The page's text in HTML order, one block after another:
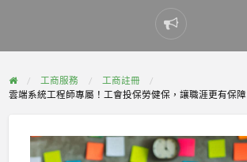
Report
problem
工商服務
工商註冊
雲端系統工程師專屬！工會投保勞健保，讓職涯更有保障